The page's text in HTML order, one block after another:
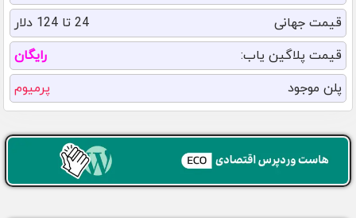
قیمت جهانی
24 تا 124 دلار
قیمت پلاگین یاب:
رایگان
پلن موجود
پرمیوم